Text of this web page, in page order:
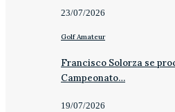
23/07/2026
Golf Amateur
Francisco Solorza se
Campeonato…
19/07/2026